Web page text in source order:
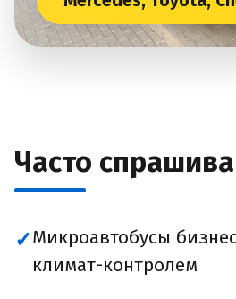
Часто
✓Микроавтобусы
климат-контролем